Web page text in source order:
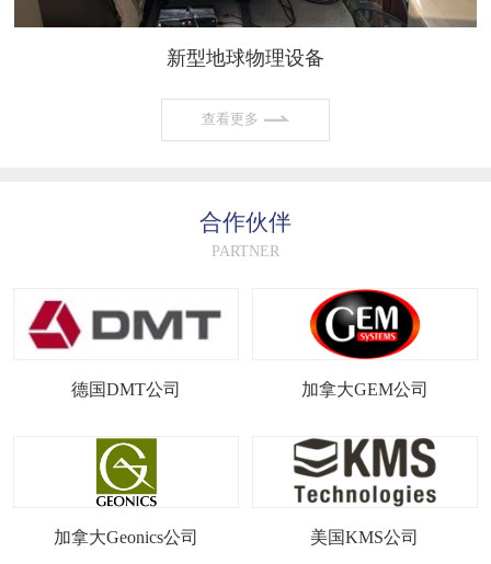
新型地球物理设备
查看更多
合作伙伴
PARTNER
德国DMT公司 加拿大GEM公司
加拿大Geonics公司 美国KMS公司